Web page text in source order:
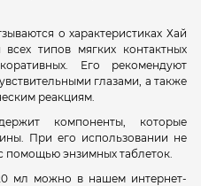
о характеристиках Хай
типов мягких контактных
Его рекомендуют
глазами, а также
реакциям.
компоненты, которые
При его использовании не
помощью энзимных таблеток.
мл можно в нашем интернет-